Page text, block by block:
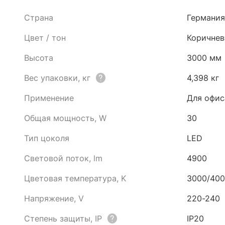
Страна
Германия
Цвет / тон
Высота
3000 мм
Вес упаковки, кг
4,398 кг
Применение
Для
Общая мощность, W
30
Тип цоколя
LED
Световой поток, lm
4900
Цветовая температура, K
3000/
Напряжение, V
220-240
Степень защиты, IP
IP20